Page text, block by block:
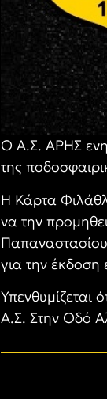
Ο Α.Σ. ΑΡΗΣ
της
Η Κάρτα
να την
για την έκδοση
Υπενθυμίζεται
Α.Σ. Στην Οδό